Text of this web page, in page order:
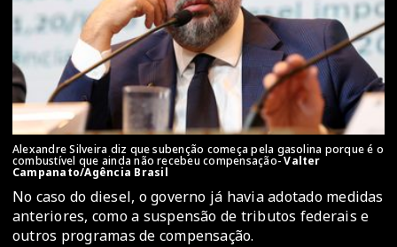
Alexandre Silveira diz que subenção começa pela gasolina porque é o
combustível que ainda não recebeu compensação-Valter
Campanato/Agência Brasil
No caso do diesel, o governo já havia adotado medidas
anteriores, como a suspensão de tributos federais e
outros programas de compensação.